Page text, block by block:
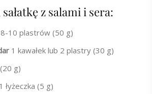
z salami i sera:
8-10 plastrów (50 g)
1 kawałek lub 2 plastry (30 g)
g)
łyżeczka (5 g)